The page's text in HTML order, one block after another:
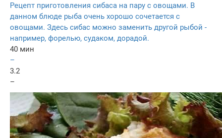
Рецепт приготовления сибаса на пару с овощами. В
данном блюде рыба очень хорошо сочетается с
овощами. Здесь сибас можно заменить другой рыбой -
например, форелью, судаком, дорадой.
40 мин
–
3.2
–